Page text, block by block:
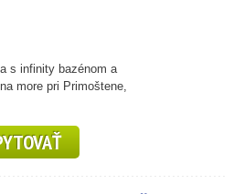
59
5
s infinity bazénom a
more pri Primoštene,